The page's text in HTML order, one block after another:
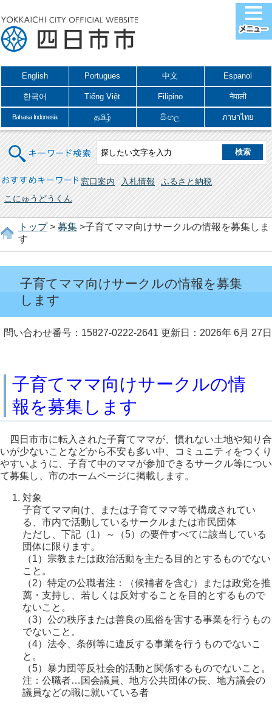
English Portugues 中文 Espanol
한국어 Tiếng Việt Filipino नेपाली
Bahasa Indonesia தமிழ் සිංහල ภาษาไทย
キーワード検索
おすすめキーワード 窓口案内 入札情報
ふるさと納税
こにゅうどうくん
トップ> 募集 >子育てママ向けサークルの情報を募集しま
す
子育てママ向けサークルの情報を募集
します
問い合わせ番号：15827-0222-2641 更新日：2026年 6月 27日
子育てママ向けサークルの情
報を募集します
四日市市に転入された子育てママが、慣れない土地や知り合
いが少ないことなどから不安も多い中、コミュニティをつくり
やすいように、子育て中のママが参加できるサークル等につい
て募集し、市のホームページに掲載します。
対象
子育てママ向け、または子育てママ等で構成されてい
る、市内で活動しているサークルまたは市民団体
ただし、下記（1）～（5）の要件すべてに該当している
団体に限ります。
（1）宗教または政治活動を主たる目的とするものでない
こと。
（2）特定の公職者注：（候補者を含む）または政党を推
薦・支持し、若しくは反対することを目的とするもので
ないこと。
（3）公の秩序または善良の風俗を害する事業を行うもの
でないこと。
（4）法令、条例等に違反する事業を行うものでないこ
と。
（5）暴力団等反社会的活動と関係するものでないこと。
注：公職者…国会議員、地方公共団体の長、地方議会の
議員などの職に就いている者